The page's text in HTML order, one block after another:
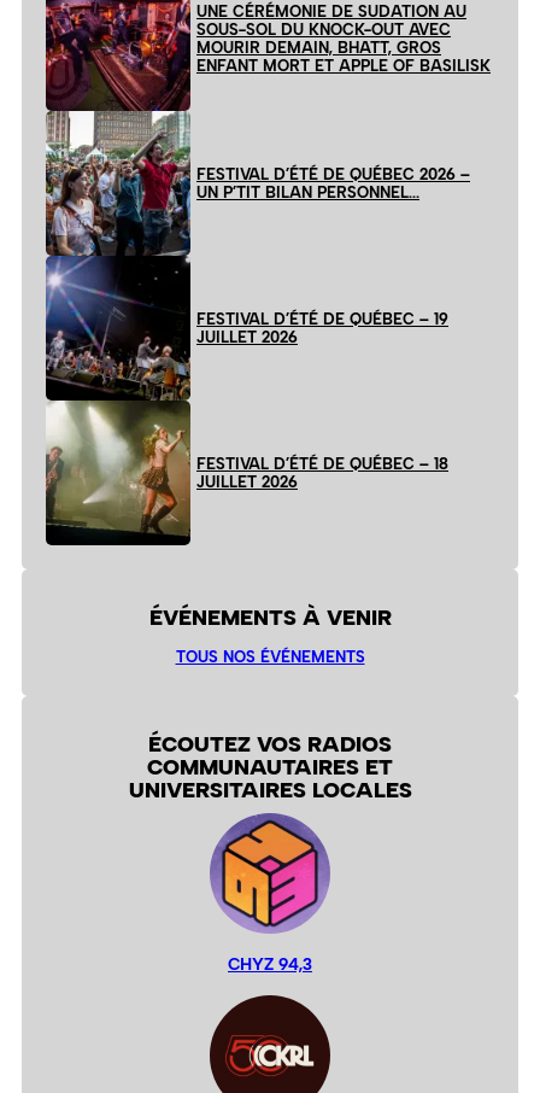
UNE CÉRÉMONIE DE SUDATION AU
SOUS-SOL DU KNOCK-OUT AVEC
MOURIR DEMAIN, BHATT, GROS
ENFANT MORT ET APPLE OF BASILISK
FESTIVAL D’ÉTÉ DE QUÉBEC 2026 –
UN P’TIT BILAN PERSONNEL…
FESTIVAL D’ÉTÉ DE QUÉBEC – 19
JUILLET 2026
FESTIVAL D’ÉTÉ DE QUÉBEC – 18
JUILLET 2026
ÉVÉNEMENTS À VENIR
TOUS NOS ÉVÉNEMENTS
ÉCOUTEZ VOS RADIOS
COMMUNAUTAIRES ET
UNIVERSITAIRES LOCALES
CHYZ 94,3